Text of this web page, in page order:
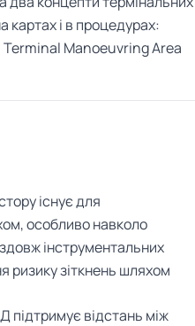
картах і в процедурах:
Manoeuvring Area
існує для
особливо навколо
інструментальних
зіткнень шляхом
підтримує відстань між